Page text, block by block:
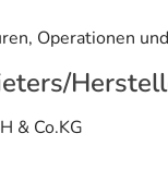
Operationen
& Co.KG